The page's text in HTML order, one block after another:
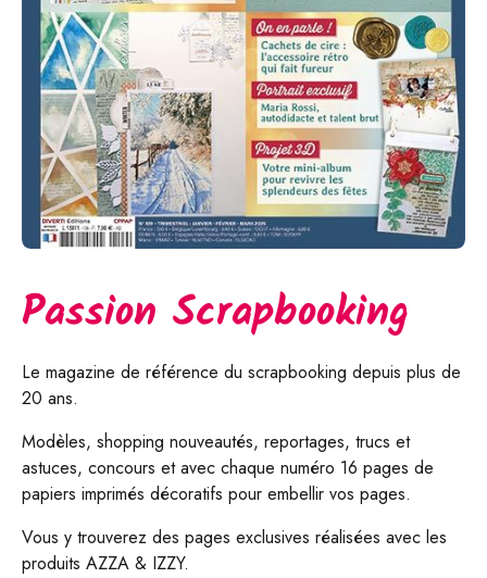
Passion Scrapbooking
Le magazine de référence du scrapbooking depuis plus de
20 ans.
Modèles, shopping nouveautés, reportages, trucs et
astuces, concours et avec chaque numéro 16 pages de
papiers imprimés décoratifs pour embellir vos pages.
Vous y trouverez des pages exclusives réalisées avec les
produits AZZA & IZZY.